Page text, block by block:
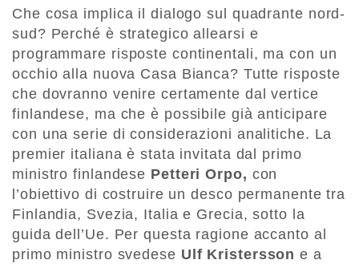
Che cosa implica il dialogo sul quadrante nord-
sud? Perché è strategico allearsi e
programmare risposte continentali, ma con un
occhio alla nuova Casa Bianca? Tutte risposte
che dovranno venire certamente dal vertice
finlandese, ma che è possibile già anticipare
con una serie di considerazioni analitiche. La
premier italiana è stata invitata dal primo
ministro finlandese Petteri Orpo, con
l’obiettivo di costruire un desco permanente tra
Finlandia, Svezia, Italia e Grecia, sotto la
guida dell’Ue. Per questa ragione accanto al
primo ministro svedese Ulf Kristersson e a